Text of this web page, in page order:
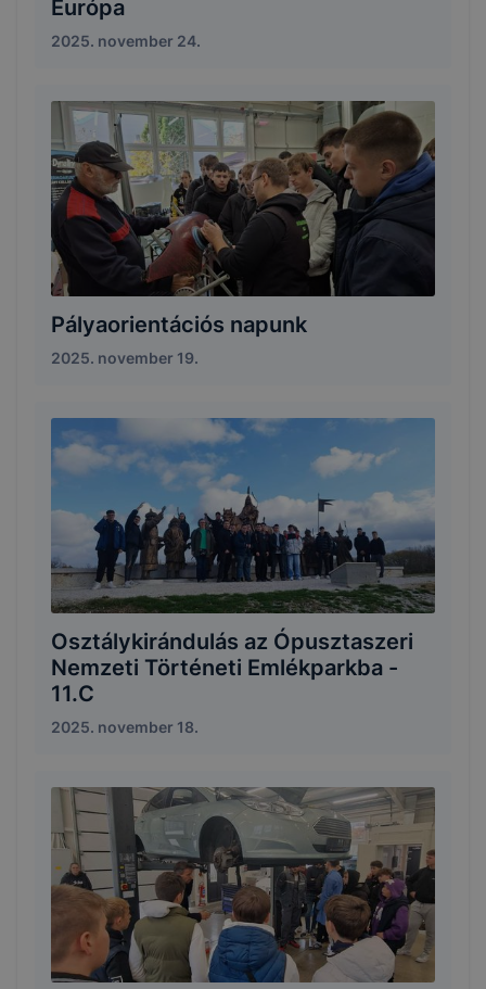
Európa
2025. november 24.
Pályaorientációs napunk
2025. november 19.
Osztálykirándulás az Ópusztaszeri
Nemzeti Történeti Emlékparkba -
11.C
2025. november 18.